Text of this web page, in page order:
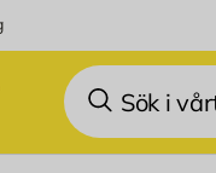
Sök